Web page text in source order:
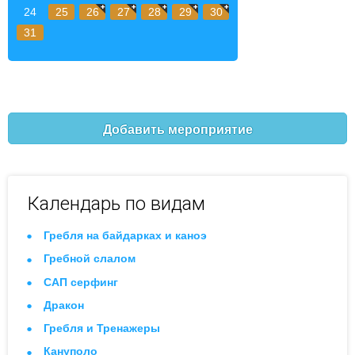
24
25 26 27 28 29
30
31
Добавить мероприятие
Календарь по видам
Гребля на байдарках и каноэ
Гребной слалом
САП серфинг
Дракон
Гребля и Тренажеры
Кануполо